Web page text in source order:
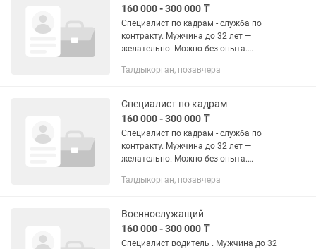
160 000 - 300 000 ₸
Специалист по кадрам - служба по
контракту. Мужчина до 32 лет —
желательно. Можно без опыта.
Назарбаева, 177 Полный рабочий день
/...
Талдыкорган, позавчера
Специалист по кадрам
160 000 - 300 000 ₸
Специалист по кадрам - служба по
контракту. Мужчина до 32 лет —
желательно. Можно без опыта.
Назарбаева, 177 Полный рабочий день
/...
Талдыкорган, позавчера
Военнослужащий
160 000 - 300 000 ₸
Специалист водитель . Мужчина до 32